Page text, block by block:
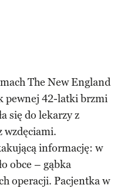
The New England
pewnej 42-latki brzmi
się do lekarzy z
wzdęciami.
informację: w
obce – gąbka
operacji. Pacjentka w